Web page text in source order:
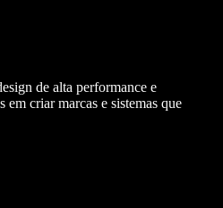
de alta performance e
em criar marcas e sistemas que